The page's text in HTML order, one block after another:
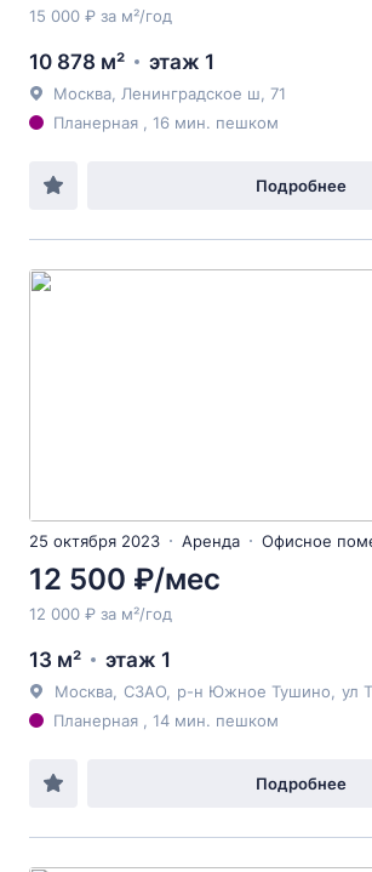
15 000 ₽ за м²/год
10 878 м² этаж 1
Москва, Ленинградское ш, 71
Планерная , 16 мин. пешком
Подробнее
25 октября 2023 Аренда Офисное
12 500 ₽/мес
12 000 ₽ за м²/год
13 м² этаж 1
Москва СЗАО р-н Южное Тушино
ул
Планерная , 14 мин. пешком
Подробнее